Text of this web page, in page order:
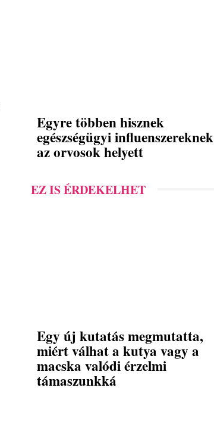
Egyre többen hisznek
egészségügyi influenszereknek
az orvosok helyett
EZ IS ÉRDEKELHET
Egy új kutatás megmutatta,
miért válhat a kutya vagy a
macska valódi érzelmi
támaszunkká